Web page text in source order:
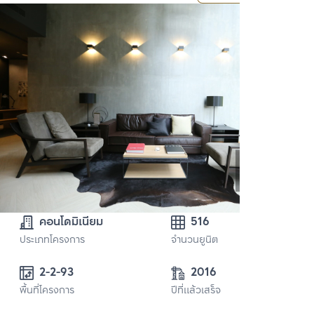
คอนโดมิเนียม
ประเภทโครงการ
516
จำนวนยูนิต
2-2-93
พื้นที่โครงการ
2016
ปีที่แล้วเสร็จ